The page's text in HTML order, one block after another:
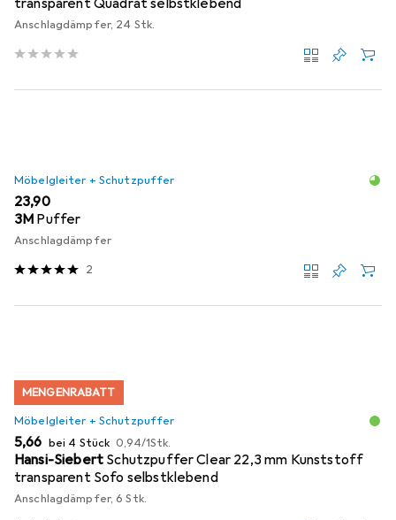
Anschlagdämpfer, 24 Stk.
Möbelgleiter + Schutzpuffer
EUR
23,90
3M Puffer
Anschlagdämpfer
2
MENGENRABATT
Möbelgleiter + Schutzpuffer
EUR
5,66 bei 4 Stück EUR
0,94/1Stk.
Hansi-Siebert Schutzpuffer Clear 22,3 mm Kunststoff
transparent Sofo selbstklebend
Anschlagdämpfer, 6 Stk.